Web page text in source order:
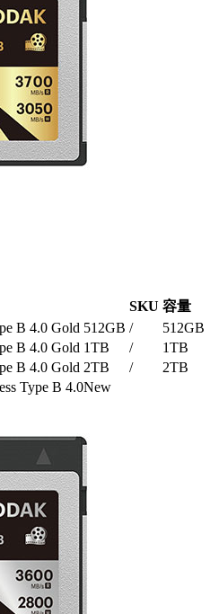
SKU 容量
B 4.0 Gold 512GB /
512GB
B 4.0 Gold 1TB
/
1TB
B 4.0 Gold 2TB
/
2TB
Type B 4.0New